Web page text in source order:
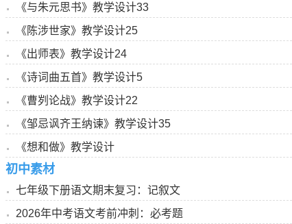
《与朱元思书》教学设计33
《陈涉世家》教学设计25
《出师表》教学设计24
《诗词曲五首》教学设计5
《曹刿论战》教学设计22
《邹忌讽齐王纳谏》教学设计35
《想和做》教学设计
初中素材
七年级下册语文期末复习：记叙文
2026年中考语文考前冲刺：必考题